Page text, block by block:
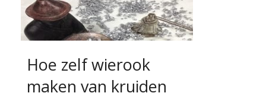
Hoe zelf wierook
maken van kruiden